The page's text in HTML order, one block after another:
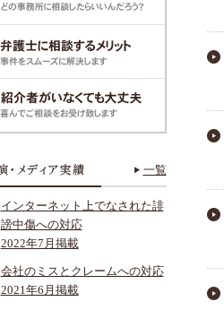
一覧
インターネット上でなされた誹
謗中傷への対応
2022年7月掲載
会社のミスとクレームへの対応
2021年6月掲載